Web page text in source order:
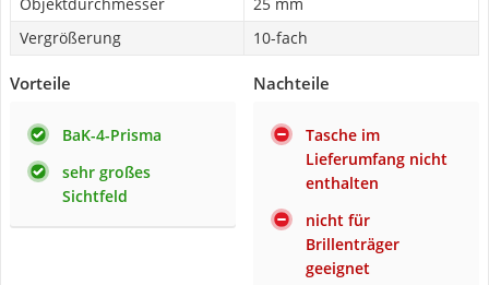
Vergrößerung
10-fach
Vorteile
BaK-4-Prisma
sehr großes
Sichtfeld
Nachteile
Tasche im
Lieferumfang nicht
enthalten
nicht für
Brillenträger
geeignet